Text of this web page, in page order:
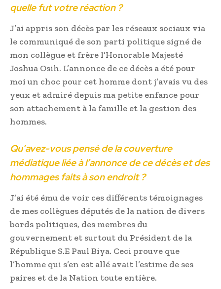
quelle fut votre réaction ?
J’ai appris son décès par les réseaux sociaux via
le communiqué de son parti politique signé de
mon collègue et frère l’Honorable Majesté
Joshua Osih. L’annonce de ce décès a été pour
moi un choc pour cet homme dont j’avais vu des
yeux et admiré depuis ma petite enfance pour
son attachement à la famille et la gestion des
hommes.
Qu’avez-vous pensé de la couverture
médiatique liée à l’annonce de ce décès et des
hommages faits à son endroit ?
J’ai été ému de voir ces différents témoignages
de mes collègues députés de la nation de divers
bords politiques, des membres du
gouvernement et surtout du Président de la
République S.E Paul Biya. Ceci prouve que
l’homme qui s’en est allé avait l’estime de ses
paires et de la Nation toute entière.